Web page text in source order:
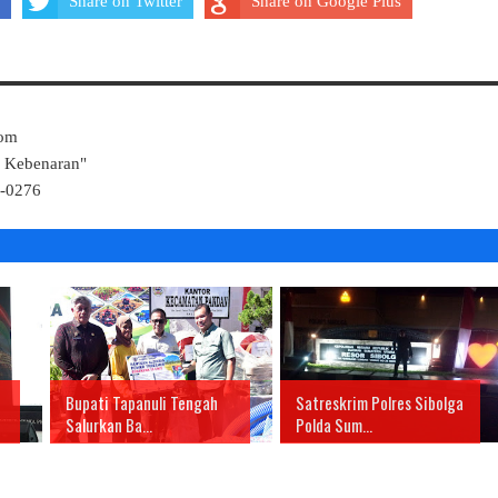
0276
Bupati Tapanuli Tengah
Salurkan Ba...
Satreskrim Polres Sibolga
Polda Sum...